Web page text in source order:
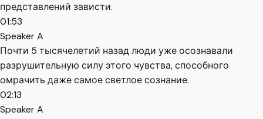
представлений зависти.
01:53
Speaker A
Почти 5 тысячелетий назад люди уже осознавали
разрушительную силу этого чувства, способного
омрачить даже самое светлое сознание.
02:13
Speaker A